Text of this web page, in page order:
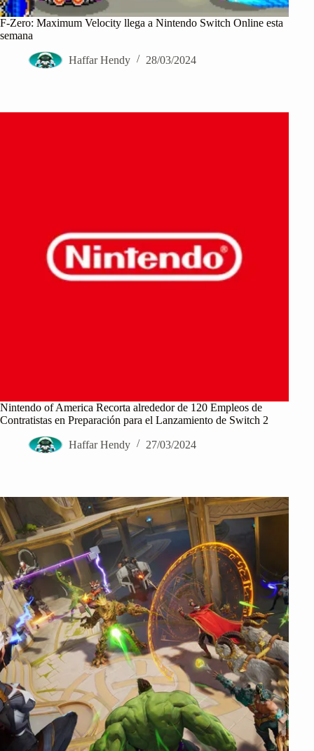
F-Zero: Maximum Velocity llega a Nintendo Switch Online esta
semana
Haffar Hendy 28/03/2024
Nintendo of America Recorta alrededor de 120 Empleos de
Contratistas en Preparación para el Lanzamiento de Switch 2
Haffar Hendy 27/03/2024